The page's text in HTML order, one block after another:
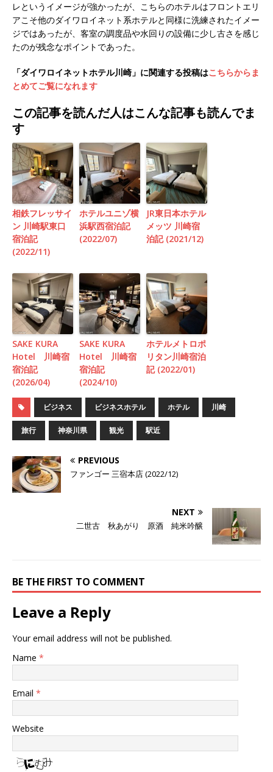
レというイメージが強かったが、こちらのホテルはフロントエリ
アこそ他のダイワロイネット系ホテルと同様に洗練されたイメー
ジではあったが、客室の調度品や水回りの設備に少し古さを感じ
たのが残念なポイントであった。
「ダイワロイネットホテル川崎」に関連する投稿はこちらからま
とめてご覧になれます
この記事を読んだ人はこんな記事も読んでま
す
相鉄フレッサイ
ン 川崎駅東口
宿泊記
(2022/11)
ホテルユニゾ横
浜駅西宿泊記
(2022/07)
JR東日本ホテル
メッツ 川崎宿
泊記 (2021/12)
SAKE KURA
Hotel 川崎宿
宿泊記
(2026/04)
SAKE KURA
Hotel 川崎宿
宿泊記
(2024/10)
ホテルメトロポ
リタン川崎宿泊
記 (2022/01)
ビジネス ビジネスホテル ホテル 川崎
旅行 神奈川県 観光 駅近
PREVIOUS
ファンゴー 三宿本店 (2022/12)
NEXT
二世古 秋あがり 原酒 純米吟醸
BE THE FIRST TO COMMENT
Leave a Reply
Your email address will not be published.
Name *
Email *
Website